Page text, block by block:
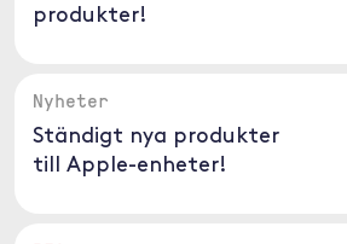
produkter!
Nyheter
Ständigt nya produkter
till Apple-enheter!